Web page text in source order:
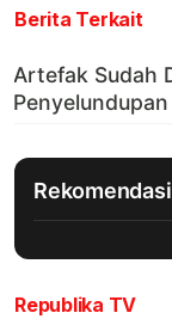
Berita Terkait
Rekomendasi
Republika TV